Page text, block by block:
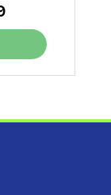
El
precio
es:
$12579,99.